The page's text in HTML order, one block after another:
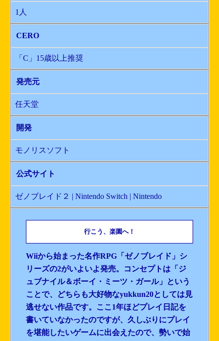
1人
CERO
「C」15歳以上推奨
発売元
任天堂
開発
モノリスソフト
公式サイト
ゼノブレイド２ | Nintendo Switch | Nintendo
行こう、楽園へ！
Wiiから始まった名作RPG「ゼノブレイド」シ
リーズの2がいよいよ発売。コンセプトは「ジ
ュブナイル＆ボーイ・ミーツ・ガール」という
ことで、どちらも大好物なyukkun20としては見
逃せない作品です。ここ1年ほどプレイ日記を
書いていなかったのですが、久しぶりにプレイ
を堪能したいゲームに出会えたので、勢いで始